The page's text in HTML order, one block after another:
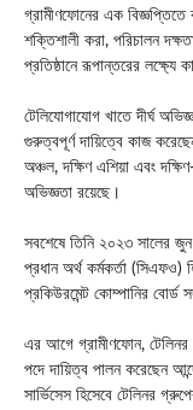
গ্রামীণফোনের এক
শক্তিশালী করা, পরিচালন
প্রতিষ্ঠানে রূপান্তরের লক্ষ্যে
টেলিযোগাযোগ খাতে দীর্ঘ
গুরুত্বপূর্ণ দায়িত্বে কাজ
অঞ্চল, দক্ষিণ এশিয়া এবং
অভিজ্ঞতা রয়েছে।
সবশেষে তিনি ২০২৩ সালের
প্রধান অর্থ কর্মকর্তা (সিএফও)
প্রকিউরমেন্ট কোম্পানির
এর আগে গ্রামীণফোন, টেলিনর
পদে দায়িত্ব পালন করেছেন
সার্ভিসেস হিসেবে টেলিনর